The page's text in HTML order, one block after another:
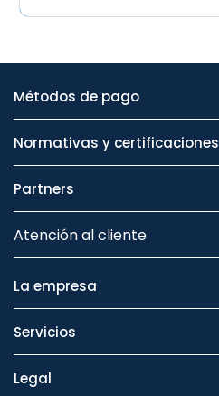
Métodos de pago
Normativas y certificaciones
Partners
Atención al cliente
La empresa
Servicios
Legal